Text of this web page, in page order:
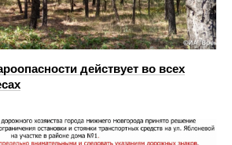
действует во всех